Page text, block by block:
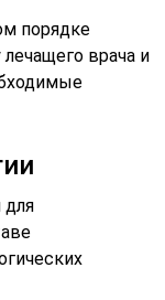
порядке
врача и
для